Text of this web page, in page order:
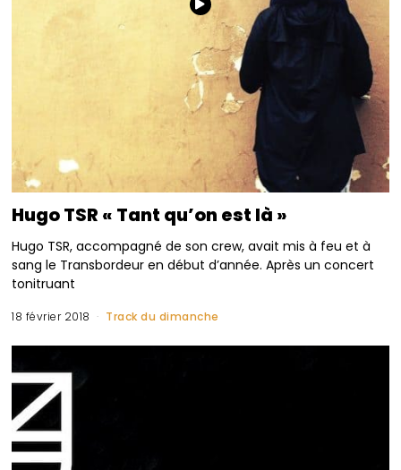
Hugo TSR « Tant qu’on est là »
Hugo TSR, accompagné de son crew, avait mis à feu et à
sang le Transbordeur en début d’année. Après un concert
tonitruant
18 février 2018 Track du dimanche